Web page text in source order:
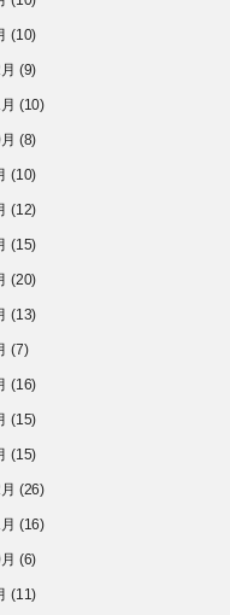
(10)
(9)
(10)
(8)
(10)
(12)
(15)
(20)
(13)
(7)
(16)
(15)
(15)
(26)
(16)
(6)
(11)